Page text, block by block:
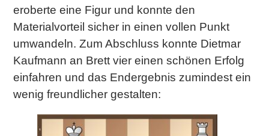
eroberte eine Figur und konnte den
Materialvorteil sicher in einen vollen Punkt
umwandeln. Zum Abschluss konnte Dietmar
Kaufmann an Brett vier einen schönen Erfolg
einfahren und das Endergebnis zumindest ein
wenig freundlicher gestalten: